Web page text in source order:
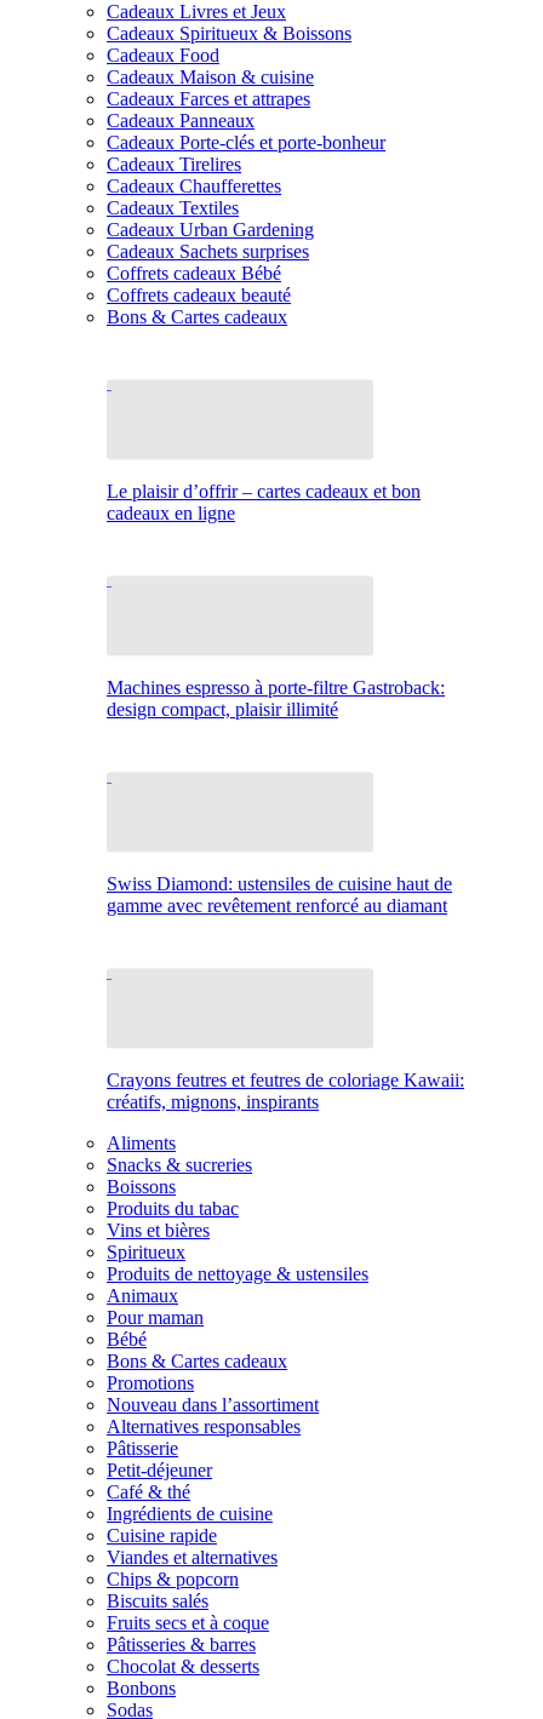
Cadeaux Livres et Jeux
Cadeaux Spiritueux & Boissons
Cadeaux Food
Cadeaux Maison & cuisine
Cadeaux Farces et attrapes
Cadeaux Panneaux
Cadeaux Porte-clés et porte-bonheur
Cadeaux Tirelires
Cadeaux Chaufferettes
Cadeaux Textiles
Cadeaux Urban Gardening
Cadeaux Sachets surprises
Coffrets cadeaux Bébé
Coffrets cadeaux beauté
Bons & Cartes cadeaux
Le plaisir d’offrir – cartes cadeaux et bon
cadeaux en ligne
Machines espresso à porte-filtre Gastroback:
design compact, plaisir illimité
Swiss Diamond: ustensiles de cuisine haut de
gamme avec revêtement renforcé au diamant
Crayons feutres et feutres de coloriage Kawaii:
créatifs, mignons, inspirants
Aliments
Snacks & sucreries
Boissons
Produits du tabac
Vins et bières
Spiritueux
Produits de nettoyage & ustensiles
Animaux
Pour maman
Bébé
Bons & Cartes cadeaux
Promotions
Nouveau dans l’assortiment
Alternatives responsables
Pâtisserie
Petit-déjeuner
Café & thé
Ingrédients de cuisine
Cuisine rapide
Viandes et alternatives
Chips & popcorn
Biscuits salés
Fruits secs et à coque
Pâtisseries & barres
Chocolat & desserts
Bonbons
Sodas